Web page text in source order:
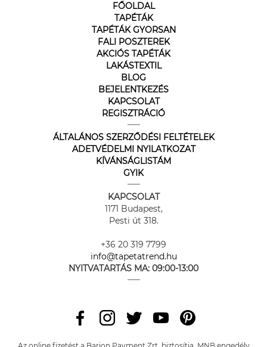
FŐOLDAL
TAPÉTÁK
TAPÉTÁK GYORSAN
FALI POSZTEREK
AKCIÓS TAPÉTÁK
LAKÁSTEXTIL
BLOG
BEJELENTKEZÉS
KAPCSOLAT
REGISZTRÁCIÓ
ÁLTALÁNOS SZERZŐDÉSI FELTÉTELEK
ADETVÉDELMI NYILATKOZAT
KÍVÁNSÁGLISTÁM
GYIK
KAPCSOLAT
1171 Budapest,
Pesti út 318.
+36 20 319 7799
info@tapetatrend.hu
NYITVATARTÁS MA: 09:00-13:00